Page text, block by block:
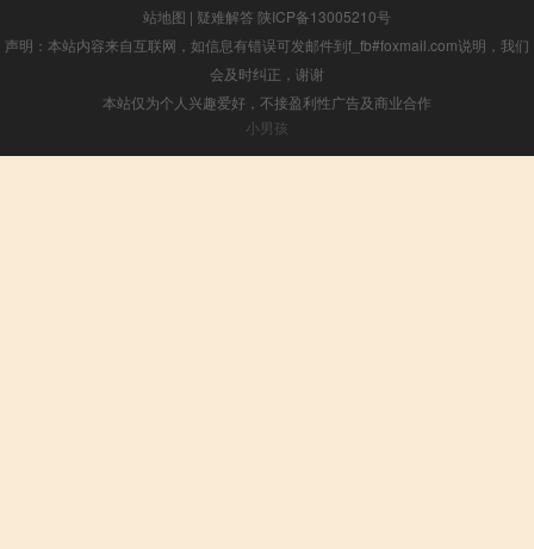
站地图 | 疑难解答 陕ICP备13005210号
声明：本站内容来自互联网，如信息有错误可发邮件到f_fb#foxmail.com说明，我们
会及时纠正，谢谢
本站仅为个人兴趣爱好，不接盈利性广告及商业合作
小男孩